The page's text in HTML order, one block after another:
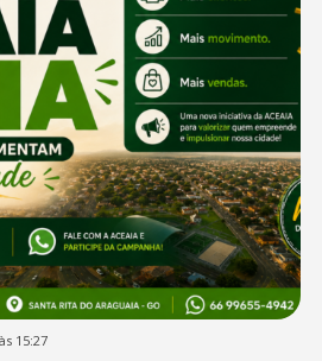
15:27